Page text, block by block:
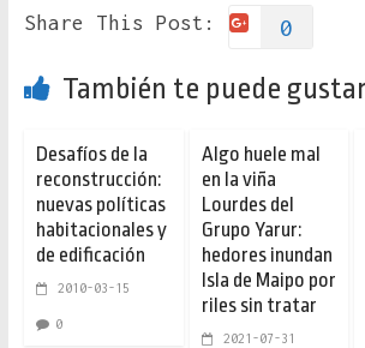
Share This Post: 0
También te puede gustar
Desafíos de la
reconstrucción:
nuevas políticas
habitacionales y
de edificación
2010-03-15
0
Algo huele mal
en la viña
Lourdes del
Grupo Yarur:
hedores inundan
Isla de Maipo por
riles sin tratar
2021-07-31